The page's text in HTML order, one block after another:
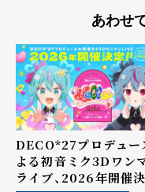
あわせ
DECO*27プロデュー
よる初音ミク3Dワン
ライブ、2026年開催決